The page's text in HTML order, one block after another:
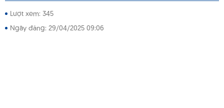
Lượt xem: 345
Ngày đăng: 29/04/2025 09:06